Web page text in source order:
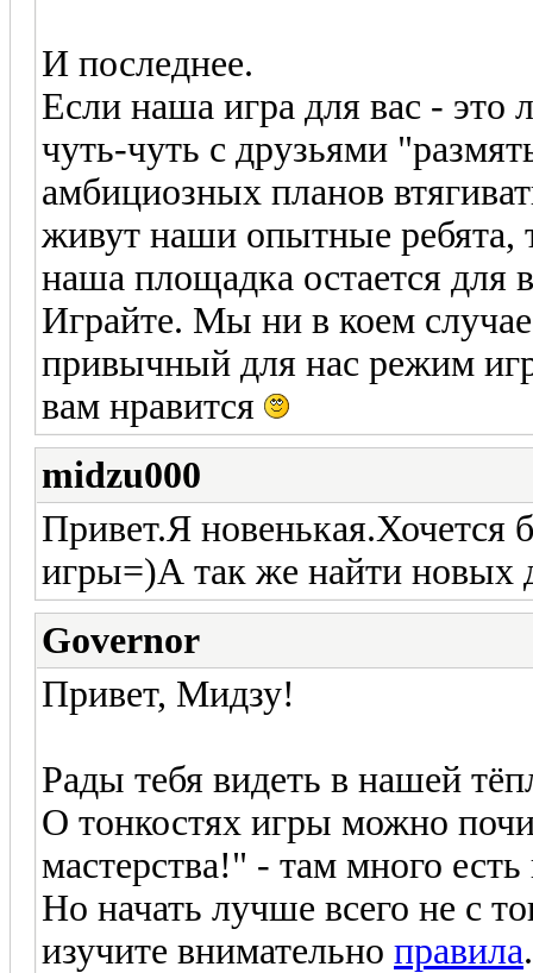
И последнее.
Если наша игра для вас - это
чуть-чуть с друзьями
амбициозных планов
живут наши опытные ребята,
наша площадка остается для
Играйте. Мы ни в коем
привычный для нас режим
вам нравится
midzu000
Привет.Я новенькая.Хочется
игры=)А так же найти новых
Governor
Привет, Мидзу!
Рады тебя видеть в нашей
О тонкостях игры можно
мастерства!" - там много есть
Но начать лучше всего не с
изучите внимательно правила.